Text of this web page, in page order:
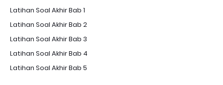
Latihan Soal Akhir Bab 1
Latihan Soal Akhir Bab 2
Latihan Soal Akhir Bab 3
Latihan Soal Akhir Bab 4
Latihan Soal Akhir Bab 5